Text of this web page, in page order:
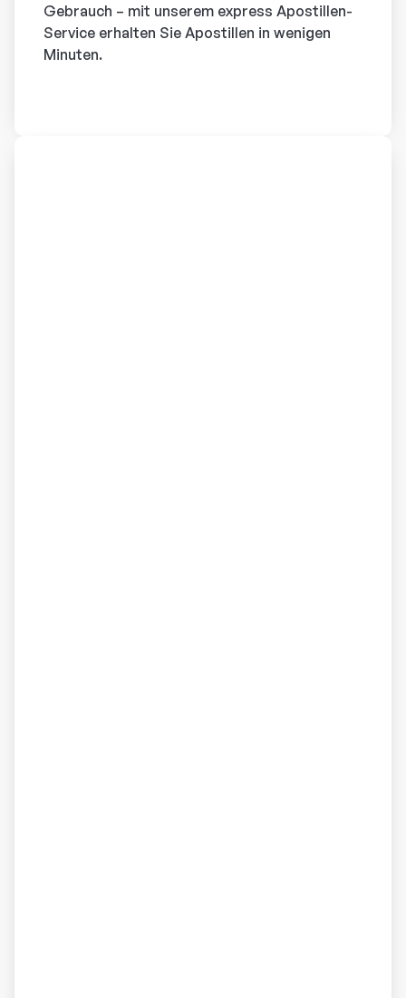
Gebrauch – mit unserem express Apostillen-
Service erhalten Sie Apostillen in wenigen
Minuten.